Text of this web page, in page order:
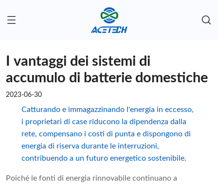
I vantaggi dei sistemi di
accumulo di batterie domestiche
2023-06-30
Catturando e immagazzinando l'energia in eccesso,
i proprietari di case riducono la dipendenza dalla
rete, compensano i costi di punta e dispongono di
energia di riserva durante le interruzioni,
contribuendo a un futuro energetico sostenibile.
Poiché le fonti di energia rinnovabile continuano a